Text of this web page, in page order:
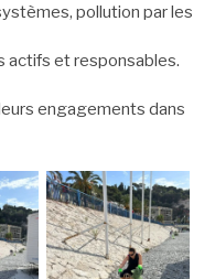
pollution par les
actifs et responsables.
engagements dans